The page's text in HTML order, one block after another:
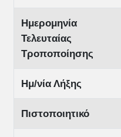
Ημερομηνία
Τελευταίας
Τροποποίησης
Ημ/νία Λήξης
Πιστοποιητικό